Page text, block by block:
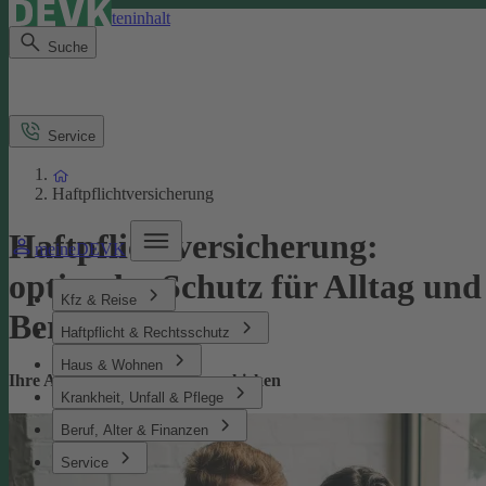
Direkt zum Seiteninhalt
Suche
meineDEVK
Kfz & Reise
Haftpflicht & Rechtsschutz
Haus & Wohnen
Krankheit, Unfall & Pflege
Beruf, Alter & Finanzen
Service
Service
Haftpflichtversicherung
Haftpflichtversicherung:
optimaler Schutz für Alltag und
Beruf
Ihre Absicherung bei Missgeschicken